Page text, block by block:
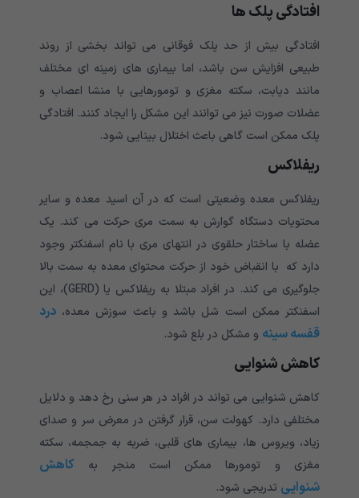
افتادگی پلک ها
افتادگی بیش از حد پلک فوقانی می تواند بخشی از روند
طبیعی افزایش سن باشد، اما بیماری های زمینه ای مختلف
مانند دیابت، سکته مغزی و تومورهایی با منشا اعصاب و
عضلات صورت نیز می توانند این مشکل را ایجاد کنند. افتادگی
پلک ممکن است گاهی باعث اختلال بینایی شود.
ریفلاکس
ریفلاکس معده وضعیتی است که در آن اسید معده و سایر
محتویات دستگاه گوارش به سمت مری حرکت می کند. یک
عضله با ساختار حلقوی در انتهای مری با نام اسفنکتر وجود
دارد که با انقباض خود از حرکت محتوای معده به سمت بالا
جلوگیری می کند. در افراد مبتلا به ریفلاکس یا (GERD)، این
اسفنکتر ممکن است شل باشد و باعث سوزش معده، درد
قفسه سینه و مشکل در بلع شود.
کاهش شنوایی
کاهش شنوایی می تواند در افراد در هر سنی رخ دهد و دلایل
مختلفی دارد. کهولت سن، قرار گرفتن در معرض سر و صدای
زیاد، ویروس ها، بیماری های قلبی، ضربه به جمجمه، سکته
مغزی و تومورها ممکن است منجر به کاهش
شنوایی تدریجی شود.